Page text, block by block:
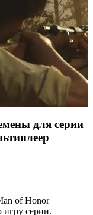
для серии
of Honor
серии.